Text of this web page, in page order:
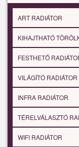
ART RADIÁTOR
KIHAJTHATÓ
FESTHETŐ
VILÁGÍTÓ RADIÁTOR
INFRA RADIÁTOR
TÉRELVÁLASZTÓ
WIFI RADIÁTOR